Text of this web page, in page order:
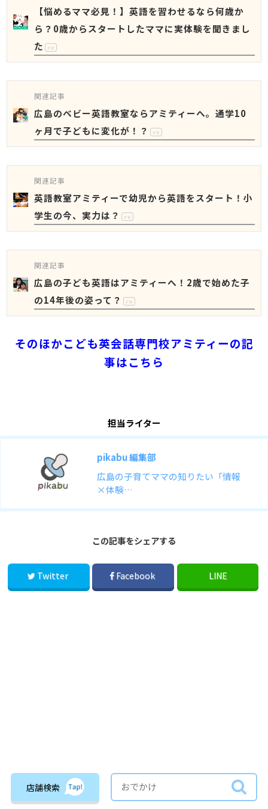
【悩めるママ必見！】英語を習わせるなら何歳か
ら？0歳からスタートしたママに実体験を聞きまし
た
PR
関連記事
広島のベビー英語教室ならアミティーへ。通学10
ヶ月で子どもに変化が！？
PR
関連記事
英語教室アミティーで幼児から英語をスタート！小
学生の今、実力は？
PR
関連記事
広島の子ども英語はアミティーへ！2歳で始めた子
の14年後の姿って？
PR
そのほかこども英会話専門校アミティーの記
事はこちら
担当ライター
pikabu 編集部
広島の子育てママの知りたい「情報
×体験…
この記事をシェアする
Twitter Facebook LINE
店舗検索